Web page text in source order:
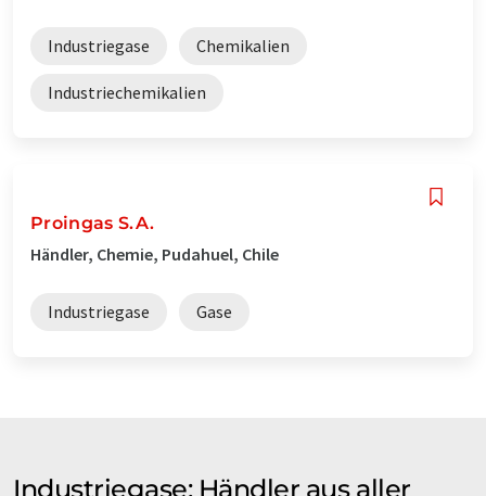
Industriegase Chemikalien
Industriechemikalien
Proingas S.A.
Händler, Chemie, Pudahuel, Chile
Industriegase Gase
Industriegase: Händler aus aller